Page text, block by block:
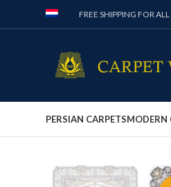
FREE SHIPPING FOR
PERSIAN CARPETSMODERN